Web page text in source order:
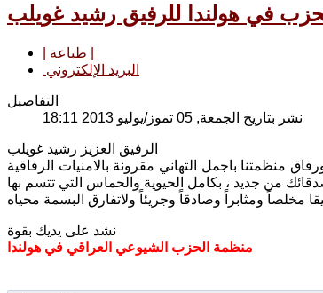
في هولندا للرفيق رشيد غويلب
البريد الإلكتروني
التفاصيل
نشر بتاريخ الجمعة, 05 تموز/يوليو 2013 18:11
الرفيق العزيز رشيد غويلب
منظمتنا باجمل التهاني مقرونة بالامنيات الرفاقية
نشد على يديك بقوة
منظمة الحزب الشيوعي العراقي في هولندا